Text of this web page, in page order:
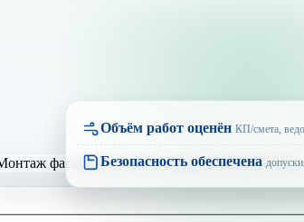
Объём работ оценён КП/смета,
Безопасность обеспечена